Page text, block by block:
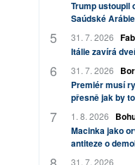
Trump ustoupil
Saúdské
31. 7. 2026
Itálie zavírá
31. 7. 2026
Premiér musí
přesně jak by
1. 8. 2026
Macinka jako
antiteze o
31. 7. 2026